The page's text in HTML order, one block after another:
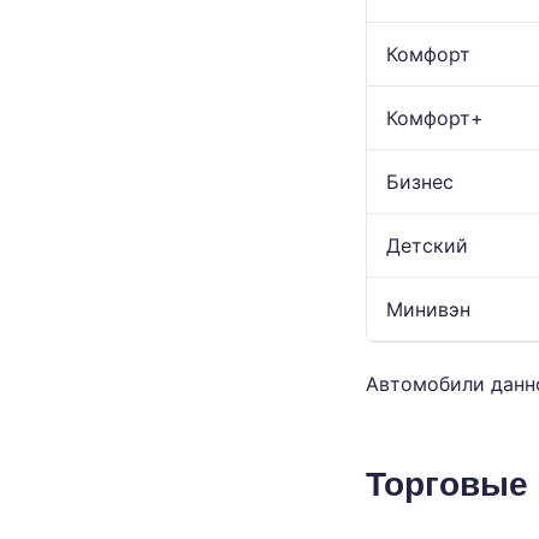
Комфорт
Комфорт+
Бизнес
Детский
Минивэн
Автомобили